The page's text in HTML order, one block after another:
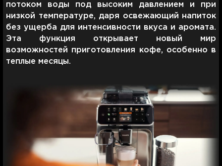
потоком воды под высоким давлением и при
низкой температуре, даря освежающий напиток
без ущерба для интенсивности вкуса и аромата.
Эта функция открывает новый мир
возможностей приготовления кофе, особенно в
теплые месяцы.